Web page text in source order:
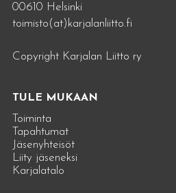
00610 Helsinki
toimisto(at)karjalanliitto.fi
Copyright Karjalan Liitto ry
TULE MUKAAN
Toiminta
Tapahtumat
Jäsenyhteisöt
Liity jäseneksi
Karjalatalo